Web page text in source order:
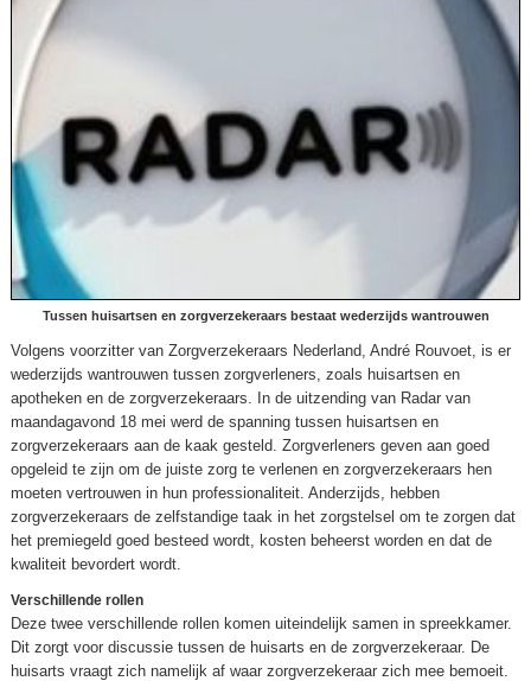
Tussen huisartsen en zorgverzekeraars bestaat wederzijds wantrouwen
Volgens voorzitter van Zorgverzekeraars Nederland, André Rouvoet, is er
wederzijds wantrouwen tussen zorgverleners, zoals huisartsen en
apotheken en de zorgverzekeraars. In de uitzending van Radar van
maandagavond 18 mei werd de spanning tussen huisartsen en
zorgverzekeraars aan de kaak gesteld. Zorgverleners geven aan goed
opgeleid te zijn om de juiste zorg te verlenen en zorgverzekeraars hen
moeten vertrouwen in hun professionaliteit. Anderzijds, hebben
zorgverzekeraars de zelfstandige taak in het zorgstelsel om te zorgen dat
het premiegeld goed besteed wordt, kosten beheerst worden en dat de
kwaliteit bevordert wordt.
Verschillende rollen
Deze twee verschillende rollen komen uiteindelijk samen in spreekkamer.
Dit zorgt voor discussie tussen de huisarts en de zorgverzekeraar. De
huisarts vraagt zich namelijk af waar zorgverzekeraar zich mee bemoeit.